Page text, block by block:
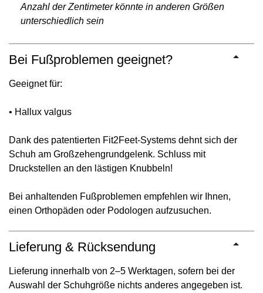
Anzahl der Zentimeter könnte in anderen Größen
unterschiedlich sein
Bei Fußproblemen geeignet?
Geeignet für:
• Hallux valgus
Dank des patentierten Fit2Feet-Systems dehnt sich der
Schuh am Großzehengrundgelenk. Schluss mit
Druckstellen an den lästigen Knubbeln!
Bei anhaltenden Fußproblemen empfehlen wir Ihnen,
einen Orthopäden oder Podologen aufzusuchen.
Lieferung & Rücksendung
Lieferung innerhalb von 2–5 Werktagen, sofern bei der
Auswahl der Schuhgröße nichts anderes angegeben ist.